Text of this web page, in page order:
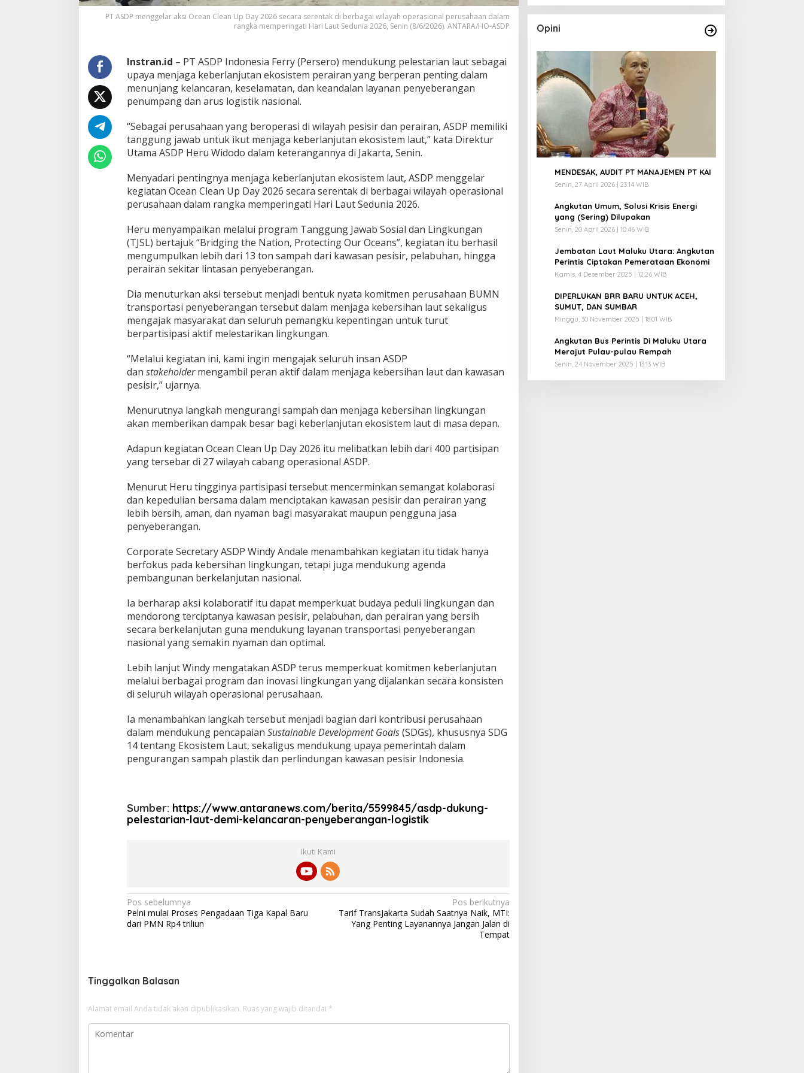
r
a
n
y
e
b
e
a
n
g
a
-
L
o
g
s
t
i
k
PT ASDP menggelar aksi Ocean Clean Up Day 2026 secara serentak di berbagai wilayah operasional perusahaan dalam
rangka memperingati Hari Laut Sedunia 2026, Senin (8/6/2026). ANTARA/HO-ASDP
Instran.id – PT ASDP Indonesia Ferry (Persero) mendukung pelestarian laut sebagai
upaya menjaga keberlanjutan ekosistem perairan yang berperan penting dalam
menunjang kelancaran, keselamatan, dan keandalan layanan penyeberangan
penumpang dan arus logistik nasional.
“Sebagai perusahaan yang beroperasi di wilayah pesisir dan perairan, ASDP memiliki
tanggung jawab untuk ikut menjaga keberlanjutan ekosistem laut,” kata Direktur
Utama ASDP Heru Widodo dalam keterangannya di Jakarta, Senin.
Menyadari pentingnya menjaga keberlanjutan ekosistem laut, ASDP menggelar
kegiatan Ocean Clean Up Day 2026 secara serentak di berbagai wilayah operasional
perusahaan dalam rangka memperingati Hari Laut Sedunia 2026.
Heru menyampaikan melalui program Tanggung Jawab Sosial dan Lingkungan
(TJSL) bertajuk “Bridging the Nation, Protecting Our Oceans”, kegiatan itu berhasil
mengumpulkan lebih dari 13 ton sampah dari kawasan pesisir, pelabuhan, hingga
perairan sekitar lintasan penyeberangan.
Dia menuturkan aksi tersebut menjadi bentuk nyata komitmen perusahaan BUMN
transportasi penyeberangan tersebut dalam menjaga kebersihan laut sekaligus
mengajak masyarakat dan seluruh pemangku kepentingan untuk turut
berpartisipasi aktif melestarikan lingkungan.
“Melalui kegiatan ini, kami ingin mengajak seluruh insan ASDP
dan stakeholdermengambil peran aktif dalam menjaga kebersihan laut dan kawasan
pesisir,” ujarnya.
Menurutnya langkah mengurangi sampah dan menjaga kebersihan lingkungan
akan memberikan dampak besar bagi keberlanjutan ekosistem laut di masa depan.
Adapun kegiatan Ocean Clean Up Day 2026 itu melibatkan lebih dari 400 partisipan
yang tersebar di 27 wilayah cabang operasional ASDP.
Menurut Heru tingginya partisipasi tersebut mencerminkan semangat kolaborasi
dan kepedulian bersama dalam menciptakan kawasan pesisir dan perairan yang
lebih bersih, aman, dan nyaman bagi masyarakat maupun pengguna jasa
penyeberangan.
Corporate Secretary ASDP Windy Andale menambahkan kegiatan itu tidak hanya
berfokus pada kebersihan lingkungan, tetapi juga mendukung agenda
pembangunan berkelanjutan nasional.
Ia berharap aksi kolaboratif itu dapat memperkuat budaya peduli lingkungan dan
mendorong terciptanya kawasan pesisir, pelabuhan, dan perairan yang bersih
secara berkelanjutan guna mendukung layanan transportasi penyeberangan
nasional yang semakin nyaman dan optimal.
Lebih lanjut Windy mengatakan ASDP terus memperkuat komitmen keberlanjutan
melalui berbagai program dan inovasi lingkungan yang dijalankan secara konsisten
di seluruh wilayah operasional perusahaan.
Ia menambahkan langkah tersebut menjadi bagian dari kontribusi perusahaan
dalam mendukung pencapaian Sustainable Development Goals(SDGs), khususnya SDG
14 tentang Ekosistem Laut, sekaligus mendukung upaya pemerintah dalam
pengurangan sampah plastik dan perlindungan kawasan pesisir Indonesia.
Sumber: https://www.antaranews.com/berita/5599845/asdp-dukung-
pelestarian-laut-demi-kelancaran-penyeberangan-logistik
Ikuti Kami
N
a
a
s
i
p
Pos sebelumnya
Pelni mulai Proses Pengadaan Tiga Kapal Baru
dari PMN Rp4 triliun
Pos berikutnya
Tarif TransJakarta Sudah Saatnya Naik, MTI:
Yang Penting Layanannya Jangan Jalan di
Tempat
Tinggalkan Balasan
Alamat email Anda tidak akan dipublikasikan. Ruas yang wajib ditandai *
Opini
MENDESAK, AUDIT PT MANAJEMEN PT KAI
Senin, 27 April 2026 | 23:14 WIB
Angkutan Umum, Solusi Krisis Energi
yang (Sering) Dilupakan
Senin, 20 April 2026 | 10:46 WIB
Jembatan Laut Maluku Utara: Angkutan
Perintis Ciptakan Pemerataan Ekonomi
Kamis, 4 Desember 2025 | 12:26 WIB
DIPERLUKAN BRR BARU UNTUK ACEH,
SUMUT, DAN SUMBAR
Minggu, 30 November 2025 | 18:01 WIB
Angkutan Bus Perintis Di Maluku Utara
Merajut Pulau-pulau Rempah
Senin, 24 November 2025 | 13:13 WIB